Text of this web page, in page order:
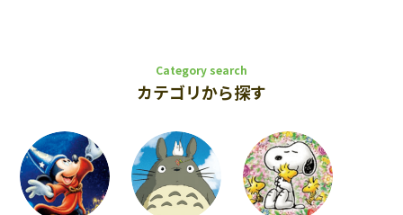
Category search
カテゴリから探す